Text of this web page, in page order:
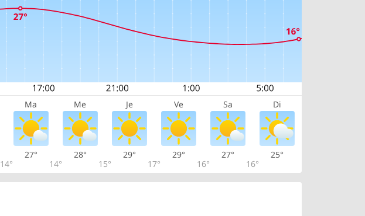
Ma Me Je Ve Sa Di
14°
27°
14°
28°
15°
29°
17°
29°
16°
27°
16°
25°